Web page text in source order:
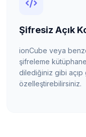
Şifresiz Açık
ionCube veya
şifreleme
dilediğiniz gibi
özelleştirebilirsiniz.